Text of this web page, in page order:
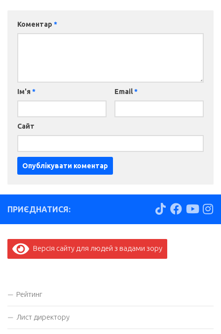
Коментар *
Ім'я * Email*
Сайт
ПРИЄДНАТИСЯ:
Версія сайту для людей з вадами зору
Рейтинг
Лист директору